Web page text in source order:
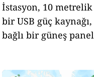
İstasyon, 10
bir USB güç
bağlı bir güneş